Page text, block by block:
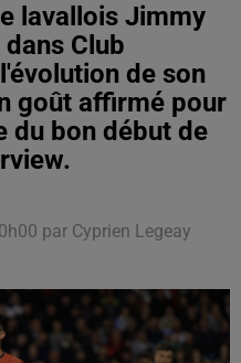
lavallois Jimmy
Club
de son
goût affirmé pour
du bon début de
par Cyprien Legeay